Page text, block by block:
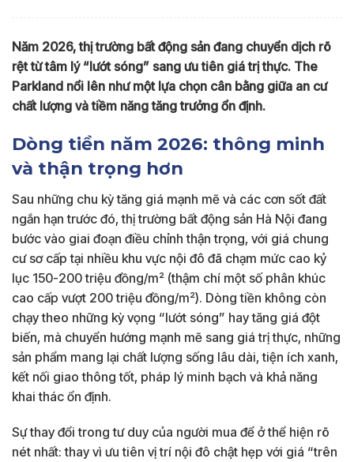
Năm 2026, thị trường bất động sản đang chuyển dịch rõ
rệt từ tâm lý “lướt sóng” sang ưu tiên giá trị thực. The
Parkland nổi lên như một lựa chọn cân bằng giữa an cư
chất lượng và tiềm năng tăng trưởng ổn định.
Dòng tiền năm 2026: thông minh
và thận trọng hơn
Sau những chu kỳ tăng giá mạnh mẽ và các cơn sốt đất
ngắn hạn trước đó, thị trường bất động sản Hà Nội đang
bước vào giai đoạn điều chỉnh thận trọng, với giá chung
cư sơ cấp tại nhiều khu vực nội đô đã chạm mức cao kỷ
lục 150-200 triệu đồng/m² (thậm chí một số phân khúc
cao cấp vượt 200 triệu đồng/m²). Dòng tiền không còn
chạy theo những kỳ vọng “lướt sóng” hay tăng giá đột
biến, mà chuyển hướng mạnh mẽ sang giá trị thực, những
sản phẩm mang lại chất lượng sống lâu dài, tiện ích xanh,
kết nối giao thông tốt, pháp lý minh bạch và khả năng
khai thác ổn định.
Sự thay đổi trong tư duy của người mua để ở thể hiện rõ
nét nhất: thay vì ưu tiên vị trí nội đô chật hẹp với giá “trên